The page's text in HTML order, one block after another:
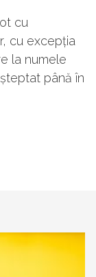
cu
cu excepția
la numele
până în